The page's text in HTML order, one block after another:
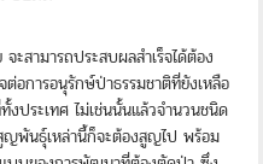
ะสามารถประสบผลสำเร็จได้ต้อง
ต่อการอนุรักษ์ป่าธรรมชาติที่ยังเหลือ
ประเทศ ไม่เช่นนั้นแล้วจำนวนชนิด
ญพันธุ์เหล่านี้ก็จะต้องสูญไป พร้อม